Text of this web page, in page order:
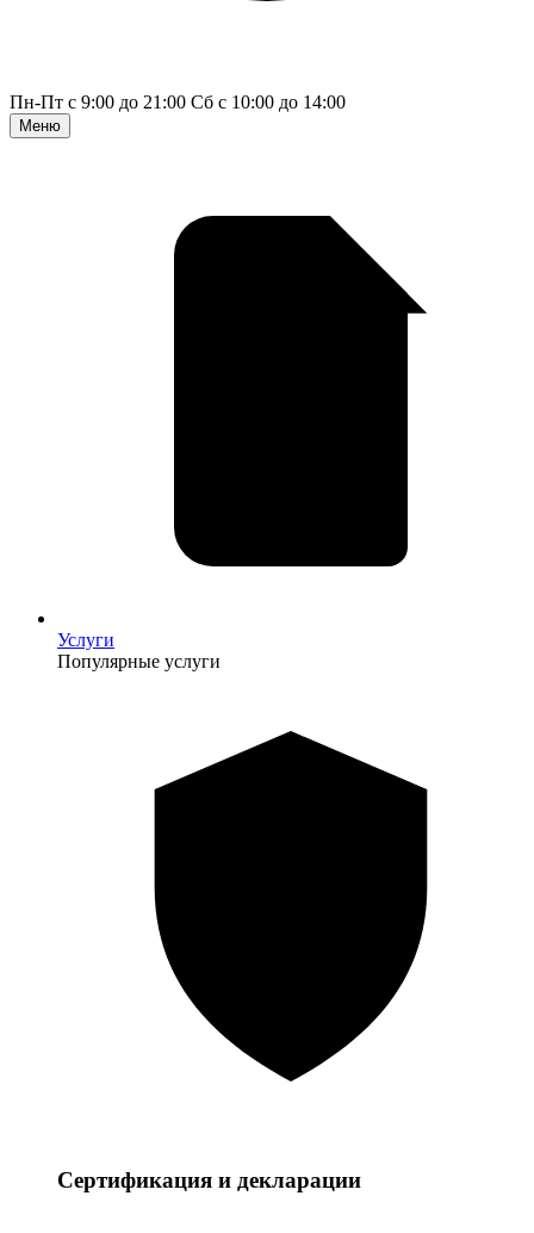
Пн-Пт с 9:00 до 21:00 Сб с 10:00 до 14:00
Меню
Услуги
Популярные услуги
Сертификация и декларации